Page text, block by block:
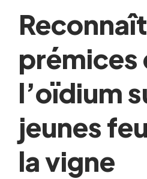
prémices
l’oïdium
jeunes
la vigne